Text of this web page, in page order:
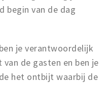
begin van de dag
je verantwoordelijk
de gasten en ben je
het ontbijt waarbij de